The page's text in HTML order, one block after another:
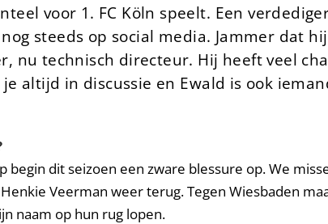
voor 1. FC Köln speelt. Een
steeds op social media. Jammer dat
nu technisch directeur. Hij heeft veel
altijd in discussie en Ewald is ook
dit seizoen een zware blessure op. We
Veerman weer terug. Tegen Wiesbaden
naam op hun rug lopen.